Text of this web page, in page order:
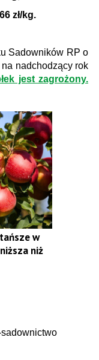
zł/kg.
Sadowników RP o
nadchodzący rok
jest zagrożony.
w
niż
sadownictwo